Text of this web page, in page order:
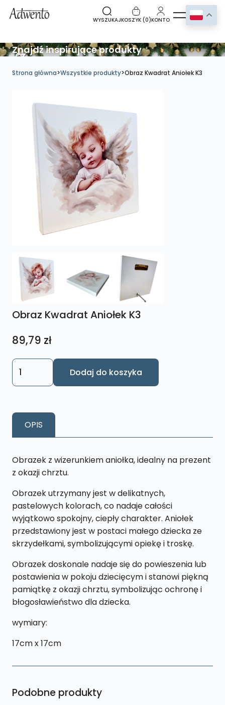
WYSZUKAJKOSZYK (0)KONTO
Znajdź inspirujące produkty
Strona główna>Wszystkie produkty>Obraz Kwadrat Aniołek K3
Obraz Kwadrat Aniołek K3
89,79 zł
ilość
Obraz
K3
Dodaj do koszyka
OPIS
Obrazek z wizerunkiem aniołka, idealny na prezent
z okazji chrztu.
Obrazek utrzymany jest w delikatnych,
pastelowych kolorach, co nadaje całości
wyjątkowo spokojny, ciepły charakter. Aniołek
przedstawiony jest w postaci małego dziecka ze
skrzydełkami, symbolizującymi opiekę i troskę.
Obrazek doskonale nadaje się do powieszenia lub
postawienia w pokoju dziecięcym i stanowi piękną
pamiątkę z okazji chrztu, symbolizując ochronę i
błogosławieństwo dla dziecka.
wymiary:
17cm x 17cm
Podobne produkty